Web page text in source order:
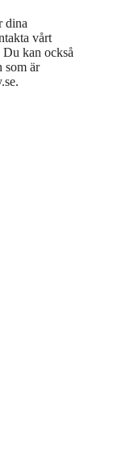
dina
vårt
kan också
som är